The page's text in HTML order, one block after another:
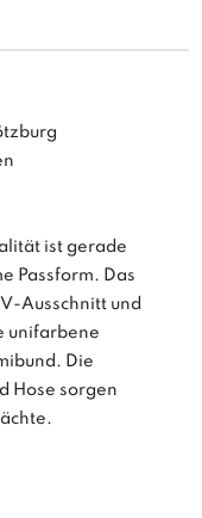
ist gerade
Passform. Das
Ausschnitt und
unifarbene
Die
Hose sorgen